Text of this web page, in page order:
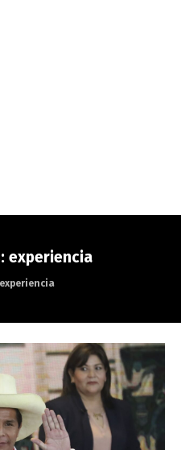
experiencia
experiencia